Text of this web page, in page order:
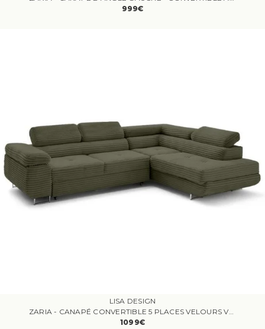
999€
LISA DESIGN
ZARIA - CANAPÉ CONVERTIBLE 5 PLACES VELOURS VERT
1099€